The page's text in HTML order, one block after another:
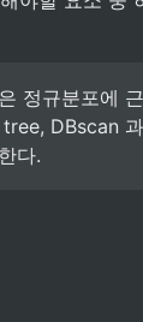
정규분포에
DBscan
다.